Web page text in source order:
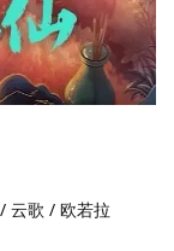
云歌 / 欧若拉